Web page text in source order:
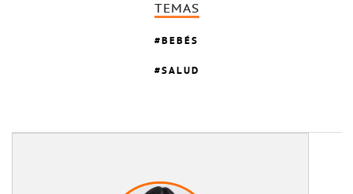
TEMAS
BEBÉS
SALUD